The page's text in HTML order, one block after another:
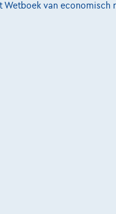
Wetboek van economisch